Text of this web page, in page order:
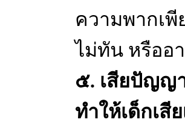
ความพากเ
ไม่ทัน หรืออ
๕. เสียปัญญ
ทำให้เด็กเสี